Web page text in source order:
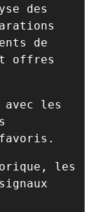
des
de
offres
les
les